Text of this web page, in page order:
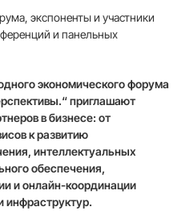
экспоненты и участники
и панельных
экономического форума
приглашают
в бизнесе: от
к развитию
интеллектуальных
обеспечения,
и онлайн-координации
инфраструктур.